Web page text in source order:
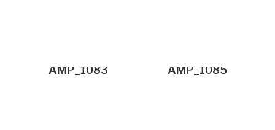
AMP_1083 AMP_1085